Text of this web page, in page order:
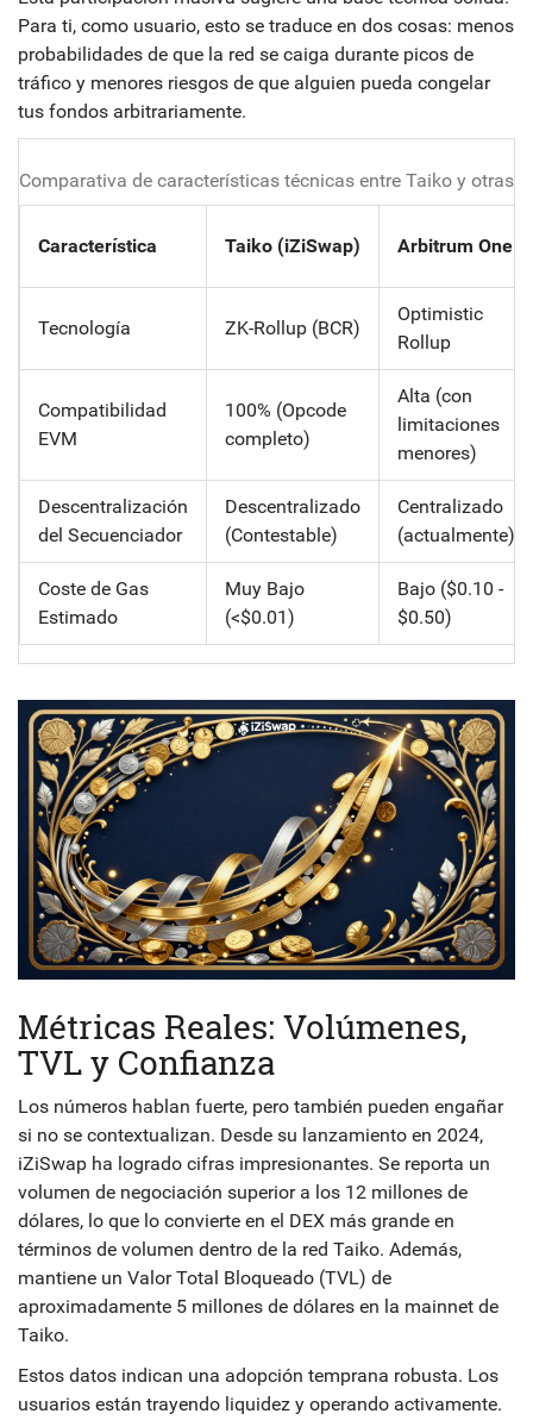
Para ti, como usuario, esto se traduce en dos cosas: menos
probabilidades de que la red se caiga durante picos de
tráfico y menores riesgos de que alguien pueda congelar
tus fondos arbitrariamente.
Comparativa de características técnicas entre Taiko y otras
Característica Taiko (iZiSwap) Arbitrum One
Tecnología ZK-Rollup (BCR)
Optimistic
Rollup
Compatibilidad
EVM
100% (Opcode
completo)
Alta (con
limitaciones
menores)
Descentralización
del Secuenciador
Descentralizado
(Contestable)
Centralizado
(actualmente)
Coste de Gas
Estimado
Muy Bajo
(<$0.01)
Bajo ($0.10 -
$0.50)
Métricas Reales: Volúmenes,
TVL y Confianza
Los números hablan fuerte, pero también pueden engañar
si no se contextualizan. Desde su lanzamiento en 2024,
iZiSwap ha logrado cifras impresionantes. Se reporta un
volumen de negociación superior a los 12 millones de
dólares, lo que lo convierte en el DEX más grande en
términos de volumen dentro de la red Taiko. Además,
mantiene un Valor Total Bloqueado (TVL) de
aproximadamente 5 millones de dólares en la mainnet de
Taiko.
Estos datos indican una adopción temprana robusta. Los
usuarios están trayendo liquidez y operando activamente.